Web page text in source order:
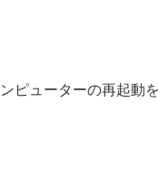
ピューターの再起